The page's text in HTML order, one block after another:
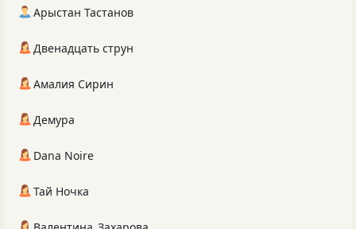
Арыстан Тастанов
Двенадцать струн
Амалия Сирин
Демура
Dana Noire
Тай Ночка